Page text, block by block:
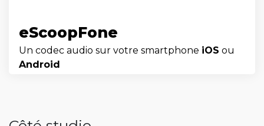
eScoopFone
Un codec audio sur votre smartphone iOS ou
Android